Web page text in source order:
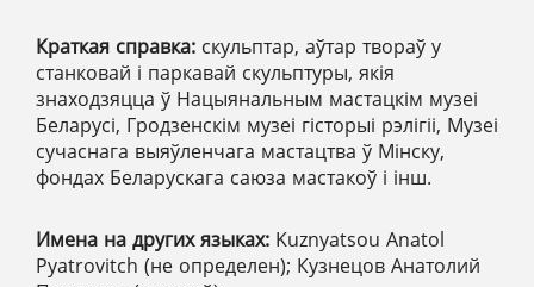
Краткая справка: скульптар, аўтар твораў у
станковай і паркавай скульптуры, якія
знаходзяцца ў Нацыянальным мастацкім музеі
Беларусі, Гродзенскім музеі гісторыі рэлігіі, Музеі
сучаснага выяўленчага мастацтва ў Мінску,
фондах Беларускага саюза мастакоў і інш.
Имена на других языках: Kuznyatsou Anatol
Pyatrovitch (не определен); Кузнецов Анатолий